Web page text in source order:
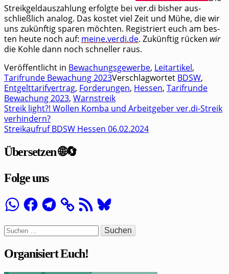
Streik­geld­aus­zah­lung erfolg­te bei ver.di bis­her aus­
schließ­lich ana­log. Das kos­tet viel Zeit und Mühe, die wir
uns zukünf­tig spa­ren möch­ten. Regis­triert euch am bes­
ten heu­te noch auf: meine.verdi.de. Zukünf­tig rücken wir
die Koh­le dann noch schnel­ler raus.
Veröffentlicht in Bewachungsgewerbe, Leitartikel,
Tarifrunde Bewachung 2023Verschlagwortet BDSW,
Entgelttarifvertrag, Forderungen, Hessen, Tarifrunde
Bewachung 2023, Warnstreik
Beitragsnavigation
Streik light?! Wollen Komba und Arbeitgeber ver.di-Streik
verhindern?
Streikaufruf BDSW Hessen 06.02.2024
Übersetzen 🌐🔄
Folge uns
WhatsApp
FacebookTelegram RSS-
Feed
Bluesky
Suchen
nach:
Organisiert Euch!